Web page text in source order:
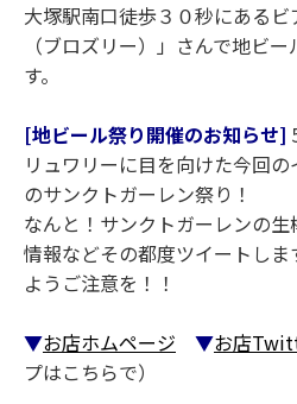
大塚駅南口徒歩３０秒にあるビ
（ブロズリー）」さんで地ビ
す。
[地ビール祭り開催のお知らせ]
リュワリーに目を向けた今回
のサンクトガーレン祭り！
なんと！サンクトガーレンの
情報などその都度ツイートし
ようご注意を！！
▼お店ホムページ ▼お店
プはこちらで）